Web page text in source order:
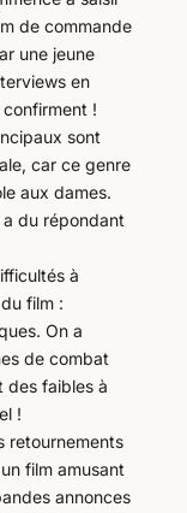
de commande
une jeune
en
!
sont
car ce genre
aux dames.
a du répondant
à
film :
On a
de combat
des faibles à
!
retournements
film amusant
annonces